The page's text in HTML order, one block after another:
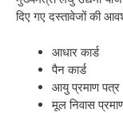
दिए गए दस्तावेजों की
आधार कार्ड
पैन कार्ड
आयु प्रमाण पत्र
मूल निवास